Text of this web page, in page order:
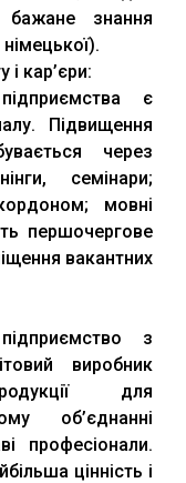
бажане знання
кар’єри:
є
Підвищення
через
семінари;
мовні
першочергове
вакантних
з
виробник
для
об’єднанні
професіонали.
цінність і